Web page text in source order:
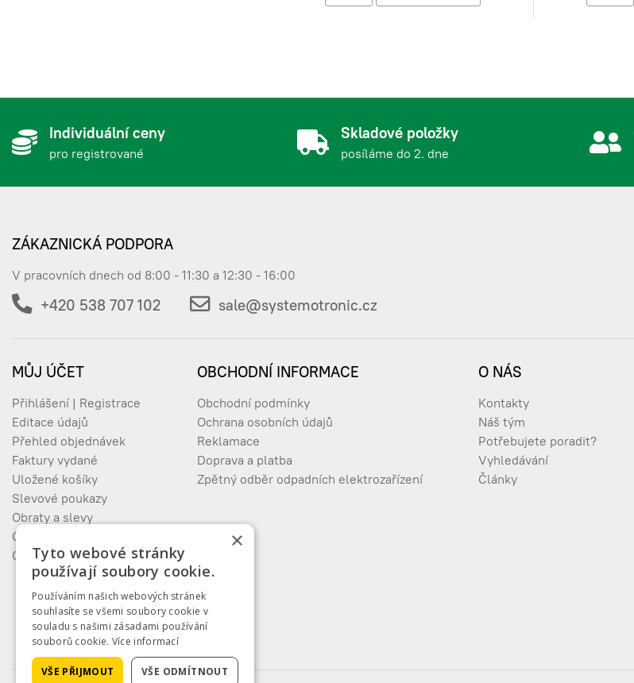
Individuální ceny
pro registrované
Skladové položky
posíláme do 2. dne
ZÁKAZNICKÁ PODPORA
V pracovních dnech od 8:00 - 11:30 a 12:30 - 16:00
+420 538 707 102 sale@systemotronic.cz
MŮJ ÚČET
Přihlášení | Registrace
Editace údajů
Přehled objednávek
Faktury vydané
Uložené košíky
Slevové poukazy
Obraty a slevy
Oblíbené produkty
Odhlášení
OBCHODNÍ INFORMACE
Obchodní podmínky
Ochrana osobních údajů
Reklamace
Doprava a platba
Zpětný odběr odpadních elektrozařízení
O NÁS
Kontakty
Náš tým
Potřebujete poradit?
Vyhledávání
Články
×
Tyto webové stránky
používají soubory cookie.
Používáním našich webových stránek
souhlasíte se všemi soubory cookie v
souladu s našimi zásadami používání
souborů cookie. Více informací
VŠE PŘIJMOUT VŠE ODMÍTNOUT